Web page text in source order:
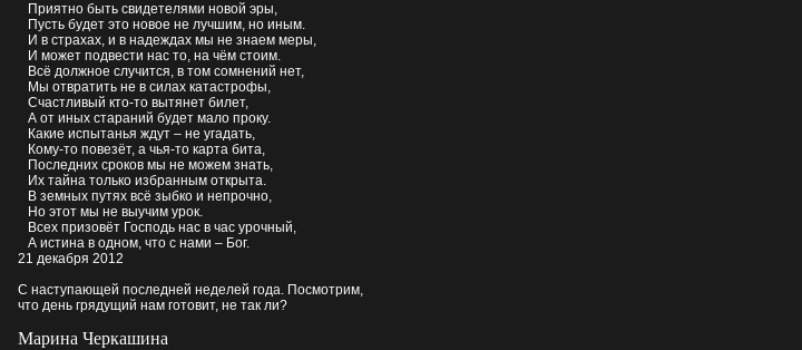
Приятно быть свидетелями новой эры,
Пусть будет это новое не лучшим, но иным.
И в страхах, и в надеждах мы не знаем меры,
И может подвести нас то, на чём стоим.
Всё должное случится, в том сомнений нет,
Мы отвратить не в силах катастрофы,
Счастливый кто-то вытянет билет,
А от иных стараний будет мало проку.
Какие испытанья ждут – не угадать,
Кому-то повезёт, а чья-то карта бита,
Последних сроков мы не можем знать,
Их тайна только избранным открыта.
В земных путях всё зыбко и непрочно,
Но этот мы не выучим урок.
Всех призовёт Господь нас в час урочный,
А истина в одном, что с нами – Бог.
21 декабря 2012
С наступающей последней неделей года. Посмотрим,
что день грядущий нам готовит, не так ли?
Марина Черкашина